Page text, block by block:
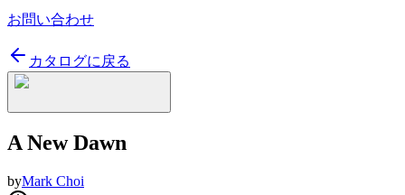
お問い合わせ
カタログに戻る
A New Dawn
byMark Choi